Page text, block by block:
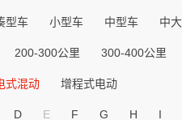
型车 小型车 中型车 中
200-300公里 300-400公里
式混动 增程式电动
D E F G H I